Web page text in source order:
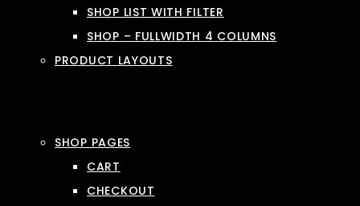
SHOP LIST WITH FILTER
SHOP – FULLWIDTH 4 COLUMNS
PRODUCT LAYOUTS
SHOP PAGES
CART
CHECKOUT